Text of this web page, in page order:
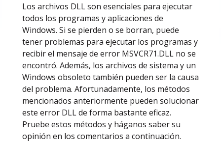
Los archivos DLL son esenciales para ejecutar
todos los programas y aplicaciones de
Windows. Si se pierden o se borran, puede
tener problemas para ejecutar los programas y
recibir el mensaje de error MSVCR71.DLL no se
encontró. Además, los archivos de sistema y un
Windows obsoleto también pueden ser la causa
del problema. Afortunadamente, los métodos
mencionados anteriormente pueden solucionar
este error DLL de forma bastante eficaz.
Pruebe estos métodos y háganos saber su
opinión en los comentarios a continuación.